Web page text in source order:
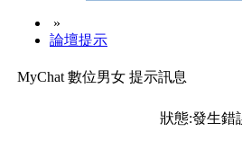
»
論壇提示
MyChat 數位男女 提示訊息
狀態:發生錯